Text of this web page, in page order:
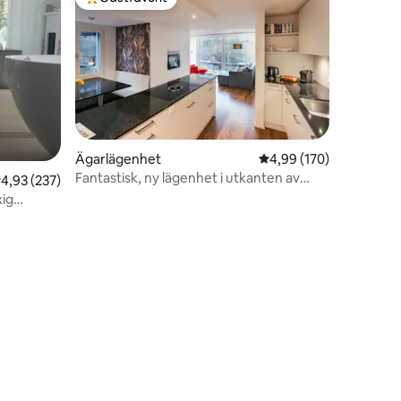
av 5 i genomsnittligt betyg, 237 omdömen
4,93 (237)
Populär gästfavorit
Ägarlägenhet 4,99 av 5 i
4,99 (170)
Fantastisk, ny lägenhet i utkanten av